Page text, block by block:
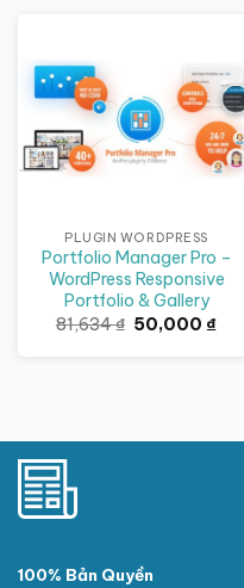
PLUGIN WORDPRESS
Portfolio Manager Pro –
WordPress Responsive
Portfolio & Gallery
81,634₫ Giá
gốc
50,000₫Giá
100% Bản Quyền